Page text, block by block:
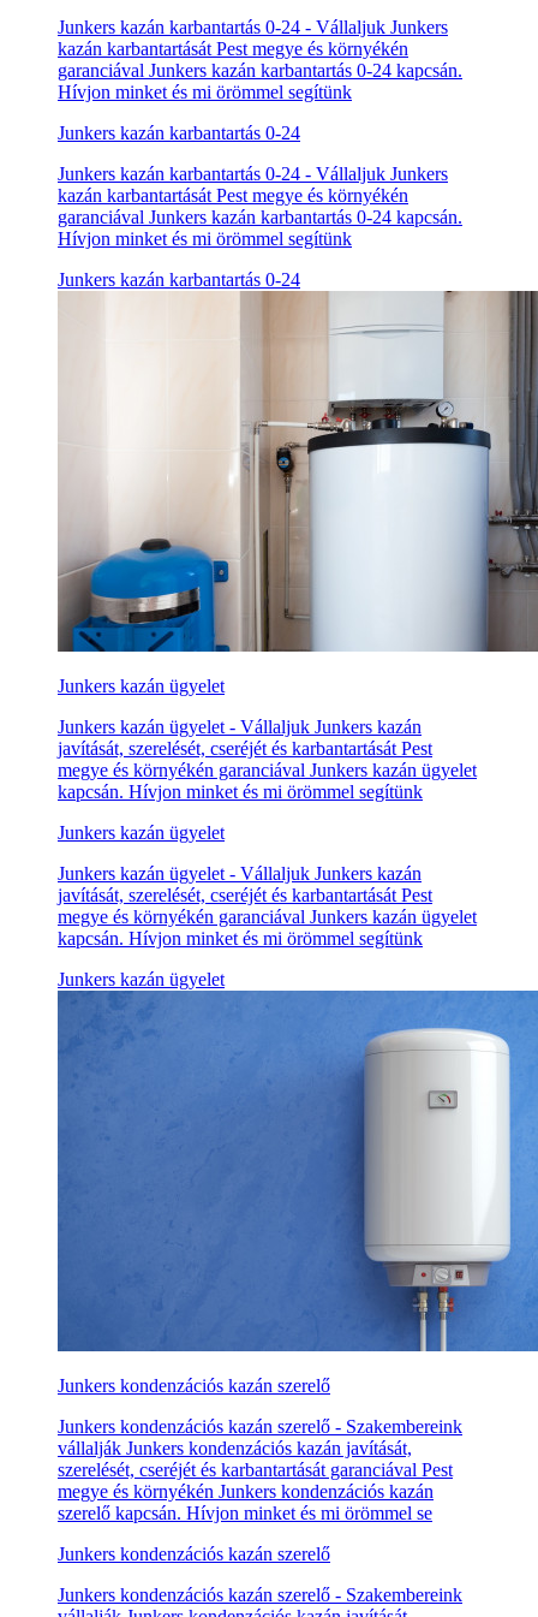
Junkers kazán karbantartás 0-24 - Vállaljuk Junkers
kazán karbantartását Pest megye és környékén
garanciával Junkers kazán karbantartás 0-24 kapcsán.
Hívjon minket és mi örömmel segítünk
Junkers kazán karbantartás 0-24
Junkers kazán karbantartás 0-24 - Vállaljuk Junkers
kazán karbantartását Pest megye és környékén
garanciával Junkers kazán karbantartás 0-24 kapcsán.
Hívjon minket és mi örömmel segítünk
Junkers kazán karbantartás 0-24
Junkers kazán ügyelet
Junkers kazán ügyelet - Vállaljuk Junkers kazán
javítását, szerelését, cseréjét és karbantartását Pest
megye és környékén garanciával Junkers kazán ügyelet
kapcsán. Hívjon minket és mi örömmel segítünk
Junkers kazán ügyelet
Junkers kazán ügyelet - Vállaljuk Junkers kazán
javítását, szerelését, cseréjét és karbantartását Pest
megye és környékén garanciával Junkers kazán ügyelet
kapcsán. Hívjon minket és mi örömmel segítünk
Junkers kazán ügyelet
Junkers kondenzációs kazán szerelő
Junkers kondenzációs kazán szerelő - Szakembereink
vállalják Junkers kondenzációs kazán javítását,
szerelését, cseréjét és karbantartását garanciával Pest
megye és környékén Junkers kondenzációs kazán
szerelő kapcsán. Hívjon minket és mi örömmel se
Junkers kondenzációs kazán szerelő
Junkers kondenzációs kazán szerelő - Szakembereink